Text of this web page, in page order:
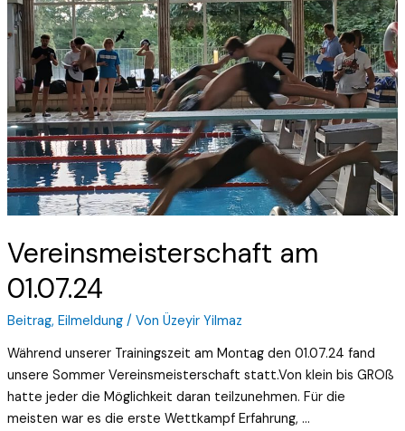
Vereinsmeisterschaft am
01.07.24
Beitrag, Eilmeldung/ Von Üzeyir Yilmaz
Während unserer Trainingszeit am Montag den 01.07.24 fand
unsere Sommer Vereinsmeisterschaft statt.Von klein bis GROß
hatte jeder die Möglichkeit daran teilzunehmen. Für die
meisten war es die erste Wettkampf Erfahrung, …